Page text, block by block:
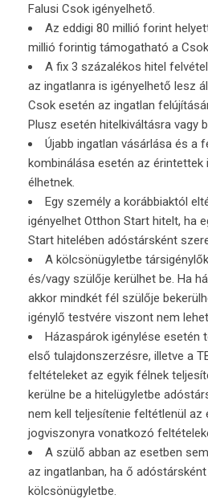
Falusi Csok igényelhető.
Az eddigi 80 millió forint
millió forintig támogatható a
A fix 3 százalékos hitel
az ingatlanra is igényelhető lesz
Csok esetén az ingatlan
Plusz esetén hitelkiváltásra vagy
Újabb ingatlan vásárlása és a
kombinálása esetén az érintettek
élhetnek.
Egy személy a korábbiaktól
igényelhet Otthon Start hitelt, ha
Start hitelében adóstársként
A kölcsönügyletbe
és/vagy szülője kerülhet be. Ha
akkor mindkét fél szülője
igénylő testvére viszont nem
Házaspárok igénylése esetén
első tulajdonszerzésre, illetve a
feltételeket az egyik félnek
kerülne be a hitelügyletbe
nem kell teljesítenie feltétlenül az
jogviszonyra vonatkozó
A szülő abban az esetben
az ingatlanban, ha ő
kölcsönügyletbe.